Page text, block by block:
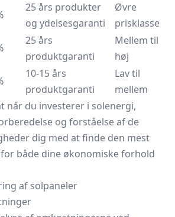
25 års produkter
og ydelsesgaranti
Øvre
prisklasse
25 års
produktgaranti
Mellem til
høj
10-15 års
produktgaranti
Lav til
mellem
når du investerer i solenergi,
og forståelse af de
dig med at finde den mest
både dine økonomiske forhold
af solpaneler